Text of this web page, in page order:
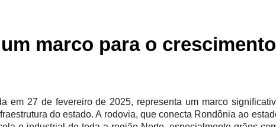
CERTIFICADO DE ORIGEM
marco para o
em 27 de fevereiro de 2025, representa um marco
do estado. A rodovia, que conecta Rondônia ao